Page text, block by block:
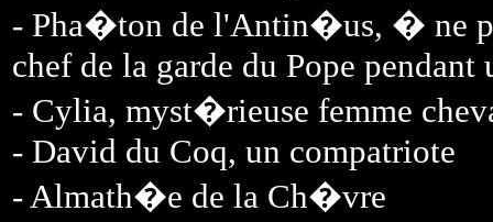
- Pha�ton de l'Antin�us, � ne
chef de la garde du Pope
- Cylia, myst�rieuse femme
- David du Coq, un compatriote
- Almath�e de la Ch�vre